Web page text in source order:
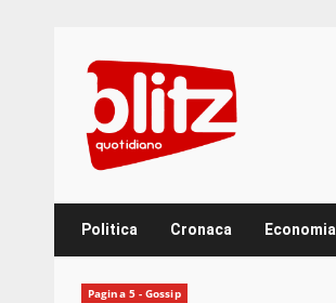
content
Politica Cronaca Economia
Pagina 5 - Gossip